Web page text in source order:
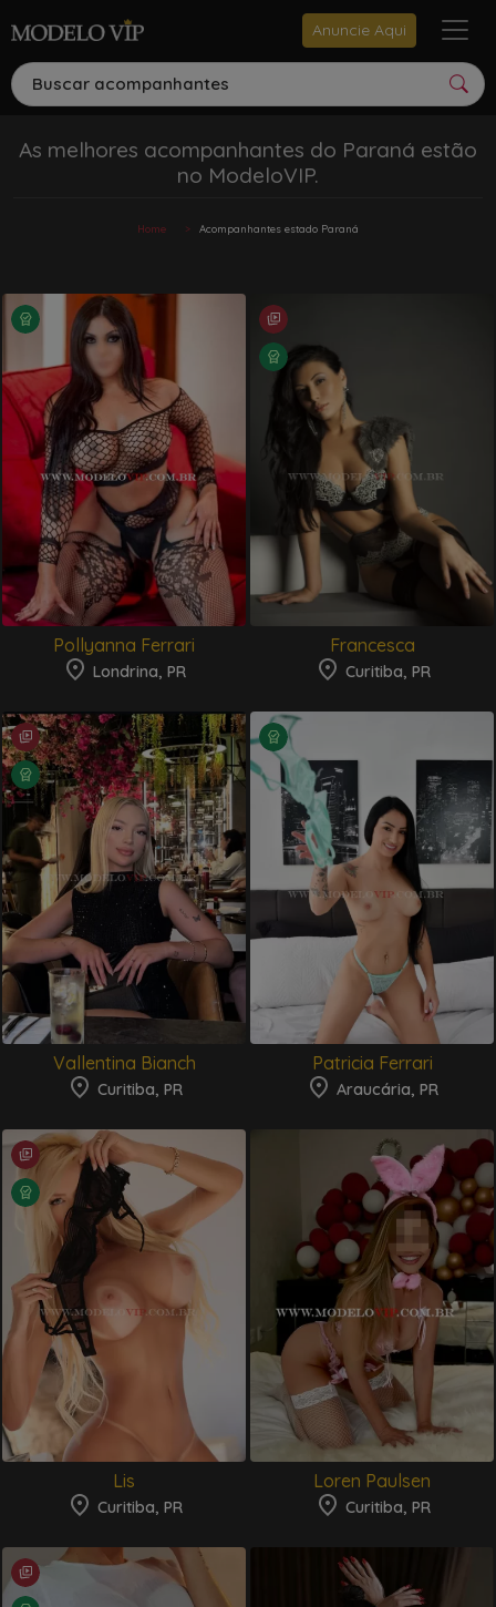
Anuncie Aqui
Buscar acompanhantes
As melhores acompanhantes do Paraná estão
no ModeloVIP.
Home Acompanhantes estado Paraná
Pollyanna Ferrari
Londrina, PR
Francesca
Curitiba, PR
Vallentina Bianch
Curitiba, PR
Patricia Ferrari
Araucária, PR
Lis
Curitiba, PR
Loren Paulsen
Curitiba, PR